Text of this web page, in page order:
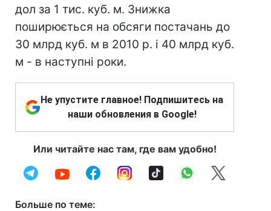
дол за 1 тис. куб. м. Знижка
поширюється на обсяги постачань до
30 млрд куб. м в 2010 р. і 40 млрд куб.
м - в наступні роки.
Не упустите главное! Подпишитесь на
наши обновления в Google!
Или читайте нас там, где вам удобно!
Больше по теме: